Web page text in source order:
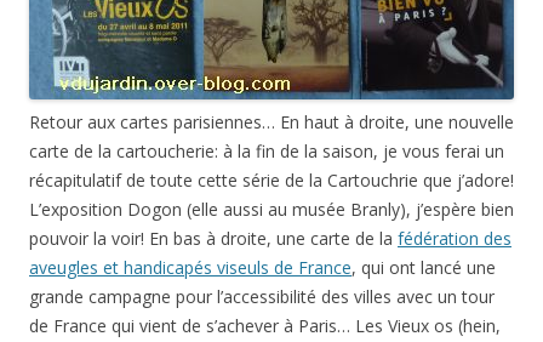
Retour aux cartes parisiennes… En haut à droite, une nouvelle
carte de la cartoucherie: à la fin de la saison, je vous ferai un
récapitulatif de toute cette série de la Cartouchrie que j’adore!
L’exposition Dogon (elle aussi au musée Branly), j’espère bien
pouvoir la voir! En bas à droite, une carte de la fédération des
aveugles et handicapés viseuls de France, qui ont lancé une
grande campagne pour l’accessibilité des villes avec un tour
de France qui vient de s’achever à Paris… Les Vieux os (hein,